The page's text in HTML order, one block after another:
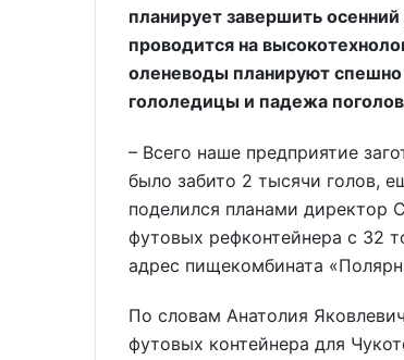
планирует завершить
проводится на
оленеводы планируют спешно
гололедицы и падежа
– Всего наше предприятие
было забито 2 тысячи голов,
поделился планами директор
футовых рефконтейнера с 32
адрес пищекомбината
По словам Анатолия
футовых контейнера для